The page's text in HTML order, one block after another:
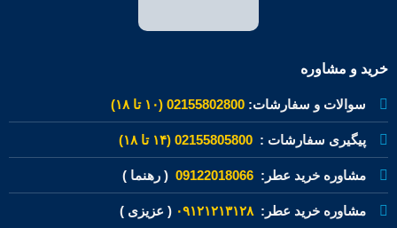
خرید و مشاوره
سوالات و سفارشات: 02155802800 (۱۰ تا ۱۸)
پیگیری سفارشات : 02155805800 (۱۴ تا ۱۸)
مشاوره خرید عطر: 09122018066 ( رهنما )
مشاوره خرید عطر: ۰۹۱۲۱۲۱۳۱۲۸ ( عزیزی )